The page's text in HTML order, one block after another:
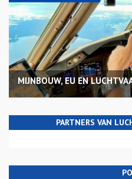
MIJNBOUW, EU EN
PARTNERS VAN